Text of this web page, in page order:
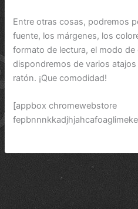
Entre otras cosas, podremos
fuente, los márgenes, los
formato de lectura, el modo
dispondremos de varios
ratón. ¡Que comodidad!
[appbox chromewebstore